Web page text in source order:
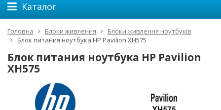
Каталог
Головна Блоки живлення
Блоки живлення ноутбуків
Блок питания ноутбука HP Pavilion XH575
Блок питания ноутбука HP Pavilion
XH575